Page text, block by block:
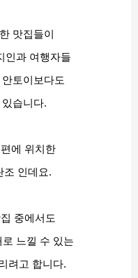
맛집들이
인과 여행자들
토이보다도
습니다.
에 위치한
조 인데요.
중에서도
느낄 수 있는
려고 합니다.